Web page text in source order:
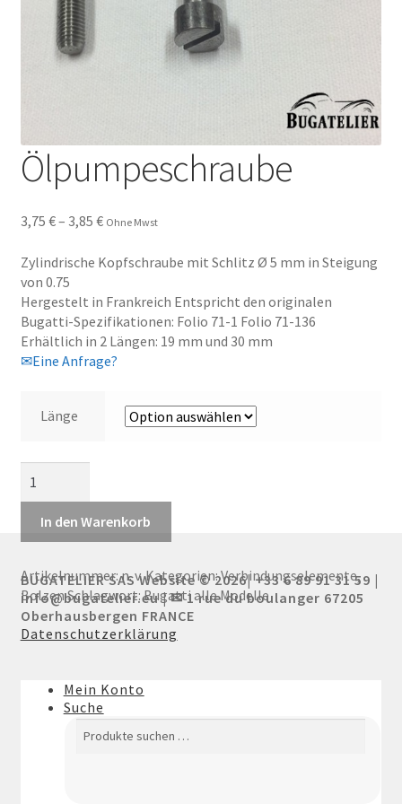
Ölpumpeschraube
3,75 €– 3,85 €Preisspanne:
bis
Ohne Mwst
Zylindrische Kopfschraube mit Schlitz Ø 5 mm in Steigung
von 0.75
Hergestelt in Frankreich Entspricht den originalen
Bugatti-Spezifikationen: Folio 71-1 Folio 71-136
Erhältlich in 2 Längen: 19 mm und 30 mm
✉Eine Anfrage?
Länge
Menge
In den Warenkorb
Artikelnummer:n. v.Kategorien:Verbindungselemente,
BolzenSchlagwort:Bugatti alle Modelle
BUGATELIER SAS Website © 2026| +33 6 89 91 31 59 |
info@bugatelier.eu | ✉ 1 rue du boulanger 67205
Oberhausbergen FRANCE
Datenschutzerklärung
Mein Konto
Suche
nach:
Suchen